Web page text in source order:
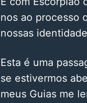
nos ao processo
nossas
Esta é uma
se estivermos
meus Guias me